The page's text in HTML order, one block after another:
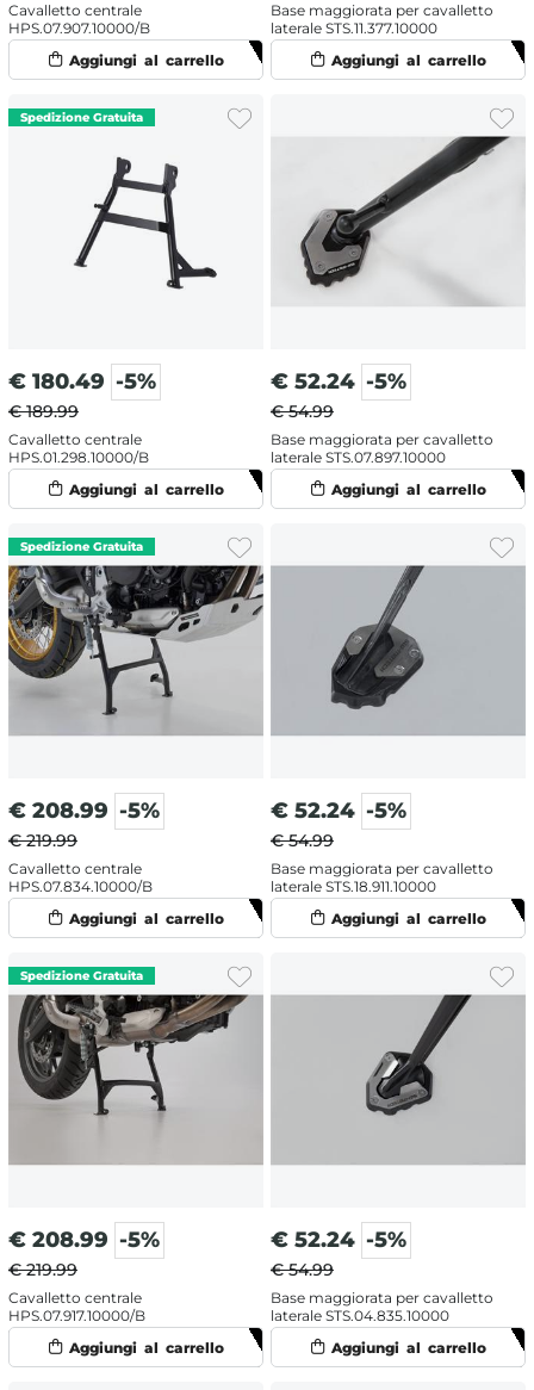
Cavalletto centrale
HPS.07.907.10000/B
Base maggiorata per cavalletto
laterale STS.11.377.10000
€ 180.49 -5%
€ 189.99
Cavalletto centrale
HPS.01.298.10000/B
€ 52.24 -5%
€ 54.99
Base maggiorata per cavalletto
laterale STS.07.897.10000
€ 208.99 -5%
€ 219.99
Cavalletto centrale
HPS.07.834.10000/B
€ 52.24 -5%
€ 54.99
Base maggiorata per cavalletto
laterale STS.18.911.10000
€ 208.99 -5%
€ 219.99
Cavalletto centrale
HPS.07.917.10000/B
€ 52.24 -5%
€ 54.99
Base maggiorata per cavalletto
laterale STS.04.835.10000